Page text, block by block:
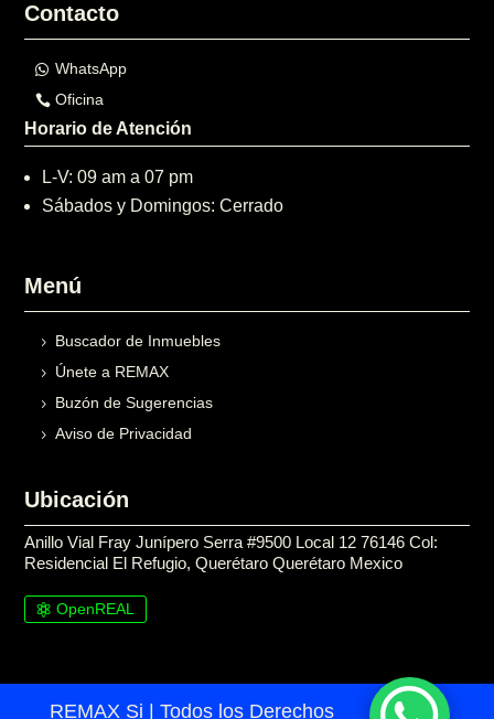
Contacto
WhatsApp
Oficina
Horario de Atención
L-V: 09 am a 07 pm
Sábados y Domingos: Cerrado
Menú
Buscador de Inmuebles
Únete a REMAX
Buzón de Sugerencias
Aviso de Privacidad
Ubicación
Anillo Vial Fray Junípero Serra #9500 Local 12 76146 Col:
Residencial El Refugio, Querétaro Querétaro Mexico
OpenREAL
REMAX Si | Todos los Derechos